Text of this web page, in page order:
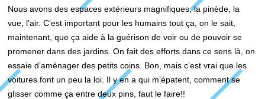
Nous avons des espaces extérieurs magnifiques, la pinède, la
vue, l’air. C’est important pour les humains tout ça, on le sait,
maintenant, que ça aide à la guérison de voir ou de pouvoir se
promener dans des jardins. On fait des efforts dans ce sens là, on
essaie d’aménager des petits coins. Bon, mais c’est vrai que les
voitures font un peu la loi. Il y en a qui m’épatent, comment se
glisser comme ça entre deux pins, faut le faire!!